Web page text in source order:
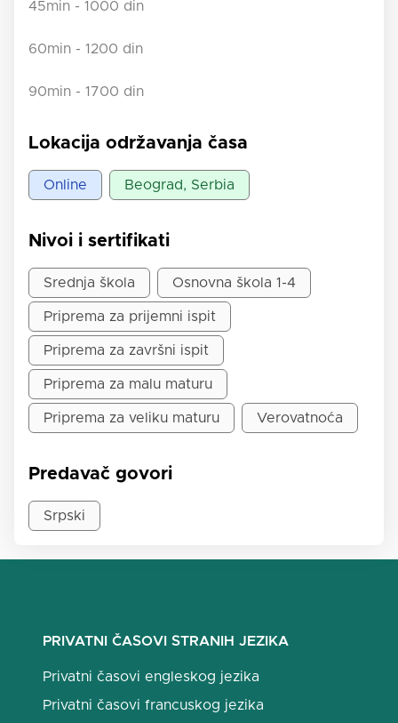
45min - 1000 din
60min - 1200 din
90min - 1700 din
Lokacija održavanja časa
Online Beograd, Serbia
Nivoi i sertifikati
Srednja škola Osnovna škola 1-4
Priprema za prijemni ispit
Priprema za završni ispit
Priprema za malu maturu
Priprema za veliku maturu Verovatnoća
Predavač govori
Srpski
PRIVATNI ČASOVI STRANIH JEZIKA
Privatni časovi engleskog jezika
Privatni časovi francuskog jezika